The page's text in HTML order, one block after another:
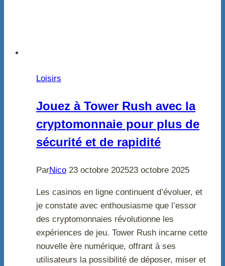
Loisirs
Jouez à Tower Rush avec la
cryptomonnaie pour plus de
sécurité et de rapidité
ParNico 23 octobre 202523 octobre 2025
Les casinos en ligne continuent d’évoluer, et
je constate avec enthousiasme que l’essor
des cryptomonnaies révolutionne les
expériences de jeu. Tower Rush incarne cette
nouvelle ère numérique, offrant à ses
utilisateurs la possibilité de déposer, miser et